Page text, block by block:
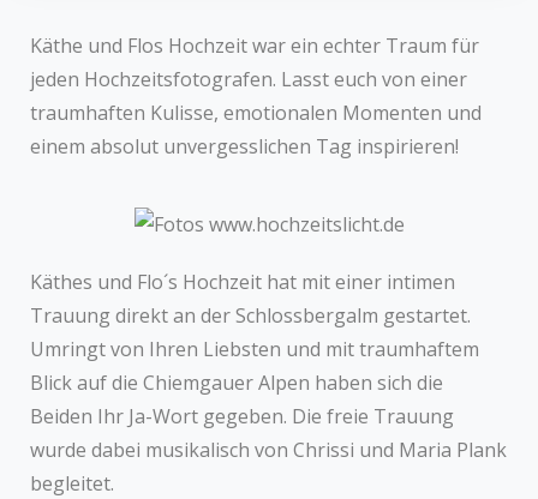
Käthe und Flos Hochzeit war ein echter Traum für
jeden Hochzeitsfotografen. Lasst euch von einer
traumhaften Kulisse, emotionalen Momenten und
einem absolut unvergesslichen Tag inspirieren!
Käthes und Flo´s Hochzeit hat mit einer intimen
Trauung direkt an der Schlossbergalm gestartet.
Umringt von Ihren Liebsten und mit traumhaftem
Blick auf die Chiemgauer Alpen haben sich die
Beiden Ihr Ja-Wort gegeben. Die freie Trauung
wurde dabei musikalisch von Chrissi und Maria Plank
begleitet.